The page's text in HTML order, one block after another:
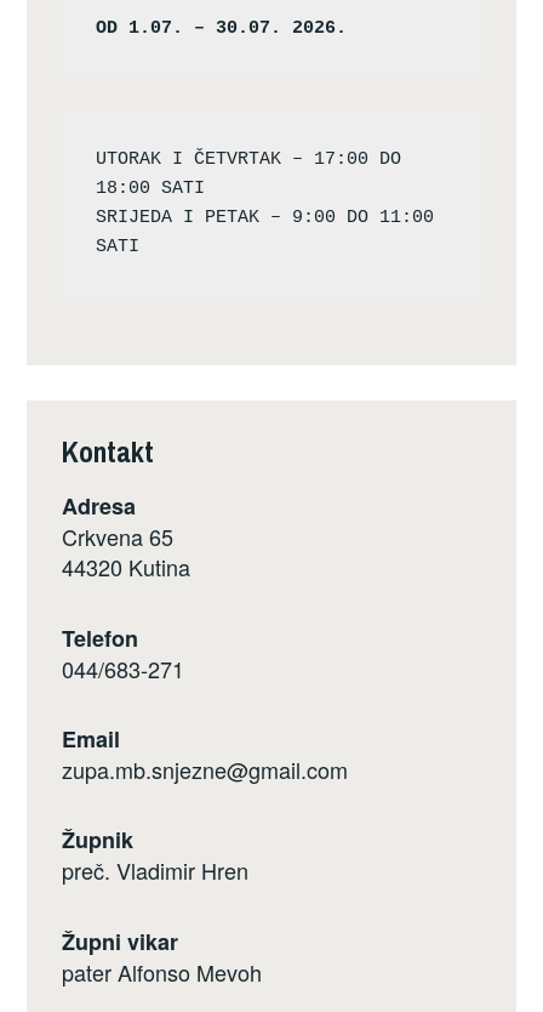
OD 1.07. – 30.07. 2026.
UTORAK I ČETVRTAK – 17:00 DO
18:00 SATI
SRIJEDA I PETAK – 9:00 DO 11:00
Kontakt
Adresa
Crkvena 65
44320 Kutina
Telefon
044/683-271
Email
zupa.mb.snjezne@gmail.com
Župnik
preč. Vladimir Hren
Župni vikar
pater Alfonso Mevoh